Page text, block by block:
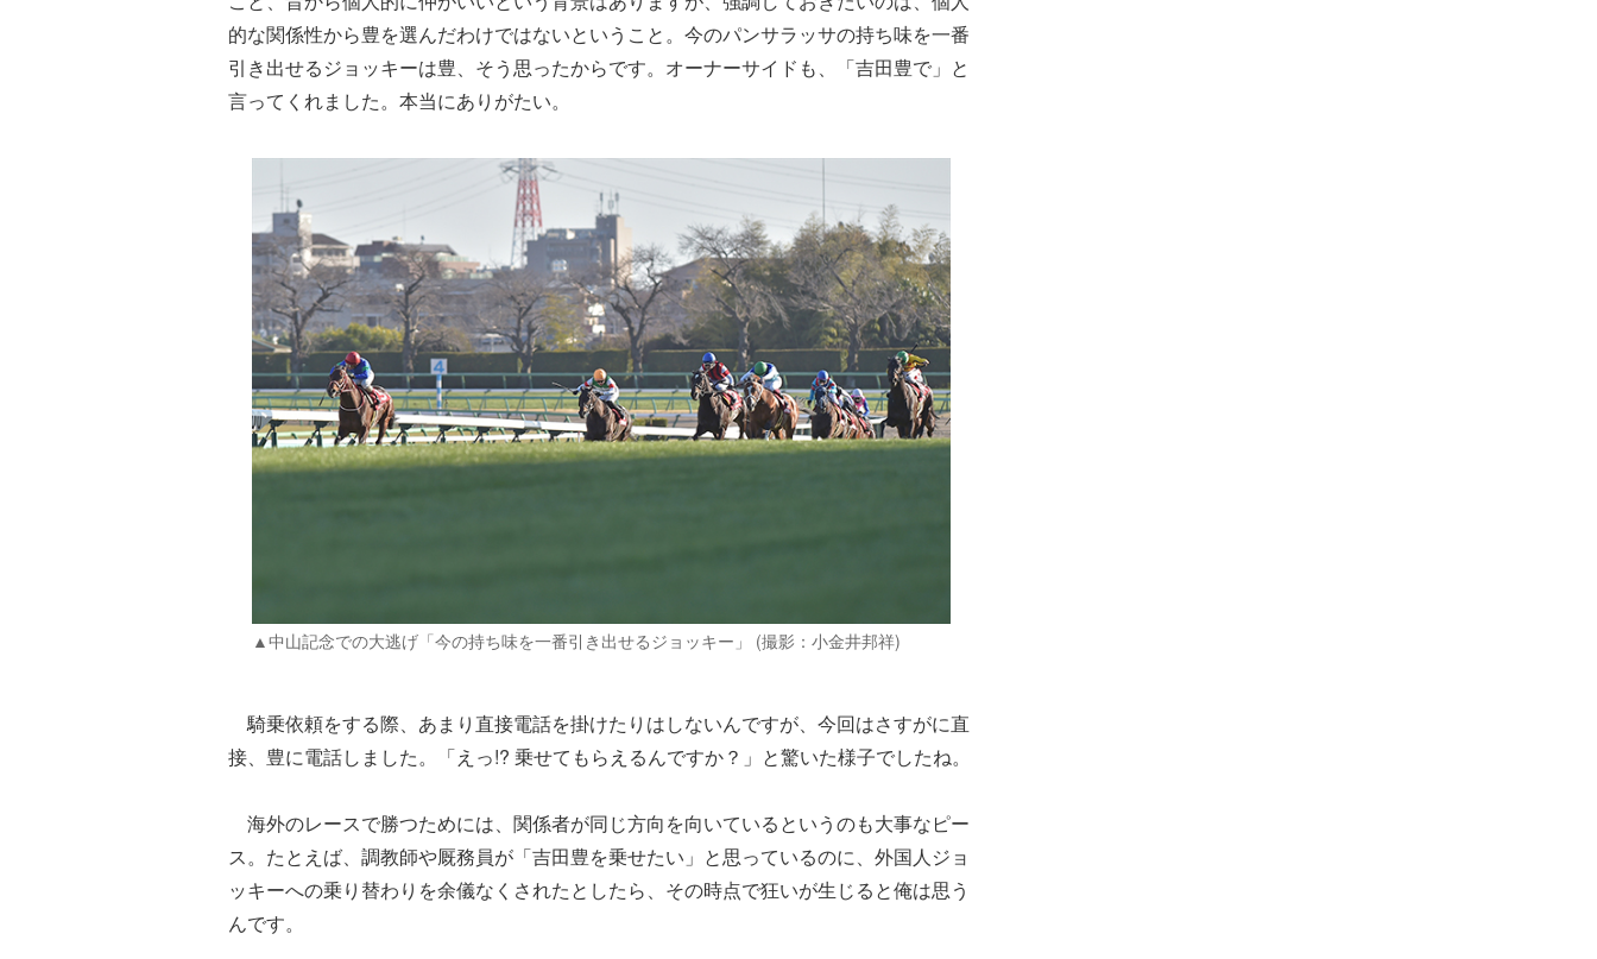
的な関係性から豊を選んだわけではないということ。今のパンサラッサの持ち味を一番
引き出せるジョッキーは豊、そう思ったからです。オーナーサイドも、「吉田豊で」と
言ってくれました。本当にありがたい。
▲中山記念での大逃げ「今の持ち味を一番引き出せるジョッキー」 (撮影：小金井邦祥)
騎乗依頼をする際、あまり直接電話を掛けたりはしないんですが、今回はさすがに直
接、豊に電話しました。「えっ!? 乗せてもらえるんですか？」と驚いた様子でしたね。
海外のレースで勝つためには、関係者が同じ方向を向いているというのも大事なピー
ス。たとえば、調教師や厩務員が「吉田豊を乗せたい」と思っているのに、外国人ジョ
ッキーへの乗り替わりを余儀なくされたとしたら、その時点で狂いが生じると俺は思う
んです。